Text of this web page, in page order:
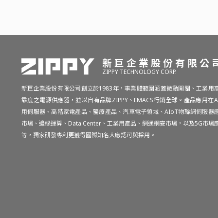
新巨企業股份有限公
ZIPPY TECHNOLOGY CORP.
新巨企業股份有限公司創立於1983年，事業體範圍涵蓋微動開關、工業用
靠度之電源供應器，並以自有品牌ZIPPY、EMACS行銷全球。產品應用在
用伺服器、高階家電產品、醫療產品、汽車電子領域、AIoT物聯網伺服器
市場、邊緣運算、Data Center、工業用產品、網通網安市場，以及5G市場
等，獨家研發專利更獲得國際知名大廠認可與採用。